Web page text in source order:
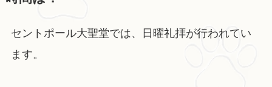
セントポール大聖堂では、日曜礼拝が行われてい
ます。